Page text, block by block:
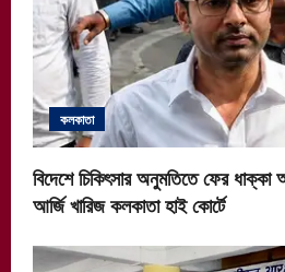
কলকাতা
বিদেশে চিকিৎসার অনুমতিতে ফের
আর্জি খারিজ কলকাতা হাই কোর্টে